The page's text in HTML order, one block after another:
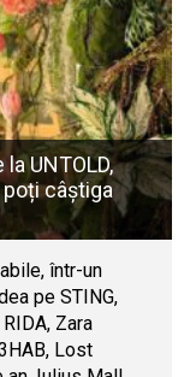
UNTOLD,
câștiga
într-un
pe STING,
Zara
Lost